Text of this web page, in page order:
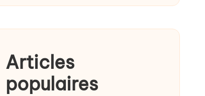
Articles
populaires